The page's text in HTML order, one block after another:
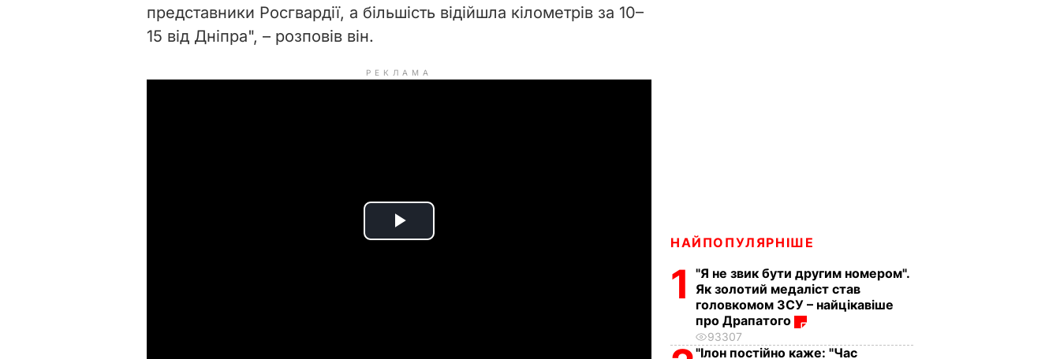
представники Росгвардії, а більшість відійшла кілометрів за 10–
15 від Дніпра", – розповів він.
РЕКЛАМА
P
НАЙПОПУЛЯРНІШЕ
1
"Я не звик бути другим номером".
Як золотий медаліст став
головкомом ЗСУ – найцікавіше
про Драпатого
93307
"Ілон постійно каже: "Час